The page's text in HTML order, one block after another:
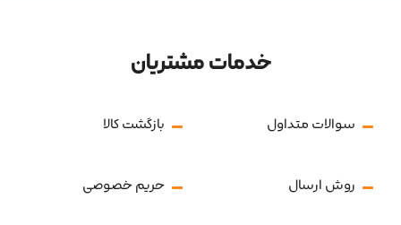
خدمات مشتریان
سوالات متداول بازگشت کالا
روش ارسال حریم خصوصی